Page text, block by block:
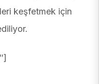
keşfetmek için